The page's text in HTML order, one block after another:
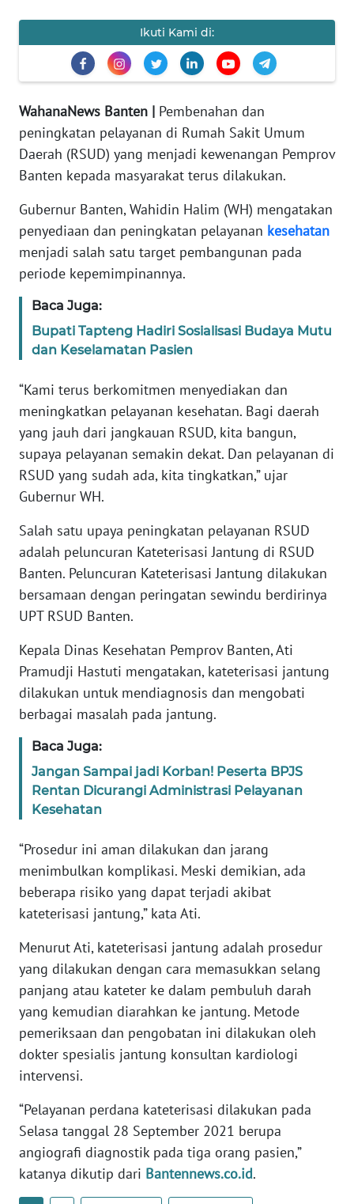
Ikuti Kami di:
WahanaNews Banten | Pembenahan dan
peningkatan pelayanan di Rumah Sakit Umum
Daerah (RSUD) yang menjadi kewenangan Pemprov
Banten kepada masyarakat terus dilakukan.
Gubernur Banten, Wahidin Halim (WH) mengatakan
penyediaan dan peningkatan pelayanan kesehatan
menjadi salah satu target pembangunan pada
periode kepemimpinannya.
Baca Juga:
Bupati Tapteng Hadiri Sosialisasi Budaya Mutu
dan Keselamatan Pasien
“Kami terus berkomitmen menyediakan dan
meningkatkan pelayanan kesehatan. Bagi daerah
yang jauh dari jangkauan RSUD, kita bangun,
supaya pelayanan semakin dekat. Dan pelayanan di
RSUD yang sudah ada, kita tingkatkan,” ujar
Gubernur WH.
Salah satu upaya peningkatan pelayanan RSUD
adalah peluncuran Kateterisasi Jantung di RSUD
Banten. Peluncuran Kateterisasi Jantung dilakukan
bersamaan dengan peringatan sewindu berdirinya
UPT RSUD Banten.
Kepala Dinas Kesehatan Pemprov Banten, Ati
Pramudji Hastuti mengatakan, kateterisasi jantung
dilakukan untuk mendiagnosis dan mengobati
berbagai masalah pada jantung.
Baca Juga:
Jangan Sampai jadi Korban! Peserta BPJS
Rentan Dicurangi Administrasi Pelayanan
Kesehatan
“Prosedur ini aman dilakukan dan jarang
menimbulkan komplikasi. Meski demikian, ada
beberapa risiko yang dapat terjadi akibat
kateterisasi jantung,” kata Ati.
Menurut Ati, kateterisasi jantung adalah prosedur
yang dilakukan dengan cara memasukkan selang
panjang atau kateter ke dalam pembuluh darah
yang kemudian diarahkan ke jantung. Metode
pemeriksaan dan pengobatan ini dilakukan oleh
dokter spesialis jantung konsultan kardiologi
intervensi.
“Pelayanan perdana kateterisasi dilakukan pada
Selasa tanggal 28 September 2021 berupa
angiografi diagnostik pada tiga orang pasien,”
katanya dikutip dari Bantennews.co.id.
TENTANG
SIBER
REDAKSI
DISCLAIMER
Wahana
Regional
WN
WN
JAKARTA
WN
JABAR
WN
BANTEN
WN
NTT
KEPRI
WN
PAPUA
PAPUA
BARAT
RIAU
WN
SERAMBI
WN
JAMBI
WN
SULTRA
NTB
WN
SULBAR